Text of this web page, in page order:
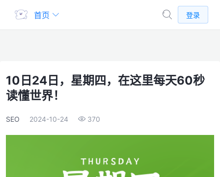
首页 登录
10日24日，星期四，在这里每天60秒
读懂世界！
SEO 2024-10-24 370